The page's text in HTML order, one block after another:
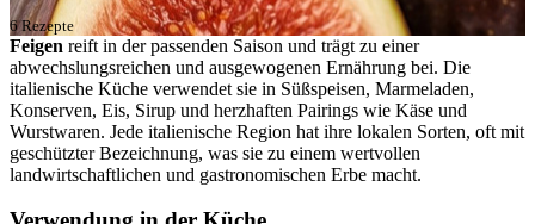
6 Rezepte
Feigen reift in der passenden Saison und trägt zu einer
abwechslungsreichen und ausgewogenen Ernährung bei. Die
italienische Küche verwendet sie in Süßspeisen, Marmeladen,
Konserven, Eis, Sirup und herzhaften Pairings wie Käse und
Wurstwaren. Jede italienische Region hat ihre lokalen Sorten, oft mit
geschützter Bezeichnung, was sie zu einem wertvollen
landwirtschaftlichen und gastronomischen Erbe macht.